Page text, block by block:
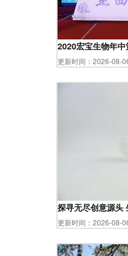
2020宏宝生物年
更新时间：2026-08-
探寻无尽创意源头
更新时间：2026-08-